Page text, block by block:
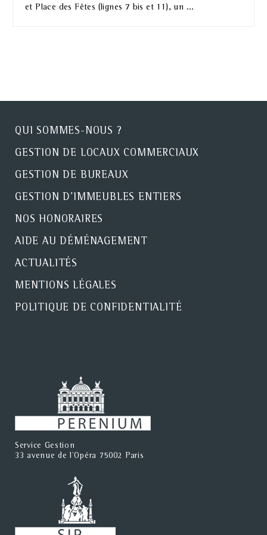
et Place des Fêtes (lignes 7 bis et 11), un ...
QUI SOMMES-NOUS ?
GESTION DE LOCAUX COMMERCIAUX
GESTION DE BUREAUX
GESTION D'IMMEUBLES ENTIERS
NOS HONORAIRES
AIDE AU DÉMÉNAGEMENT
ACTUALITÉS
MENTIONS LÉGALES
POLITIQUE DE CONFIDENTIALITÉ
Service Gestion
33 avenue de l'Opéra 75002 Paris